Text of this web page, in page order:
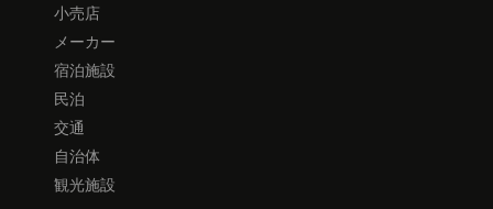
小売店
メーカー
宿泊施設
民泊
交通
自治体
観光施設